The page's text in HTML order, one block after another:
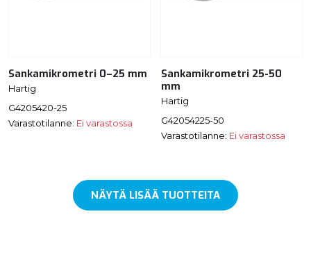
Sankamikrometri 0–25 mm
Hartig
G4205420-25
Varastotilanne: Ei varastossa
Sankamikrometri 25-50
mm
Hartig
G42054225-50
Varastotilanne: Ei varastossa
NÄYTÄ LISÄÄ TUOTTEITA